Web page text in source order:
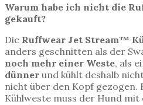
Warum habe ich nicht die
gekauft?
Die Ruffwear Jet Stream™
anders geschnitten als der
noch mehr einer Weste, als
dünner und kühlt deshalb
nicht über den Kopf gezogen.
Kühlweste muss der Hund mit